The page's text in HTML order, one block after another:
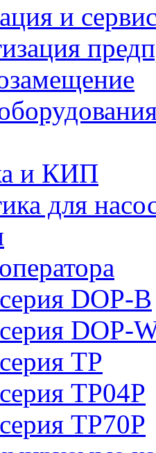
и
и КИП
для
DOP-B
DOP-
TP
TP04P
TP70P